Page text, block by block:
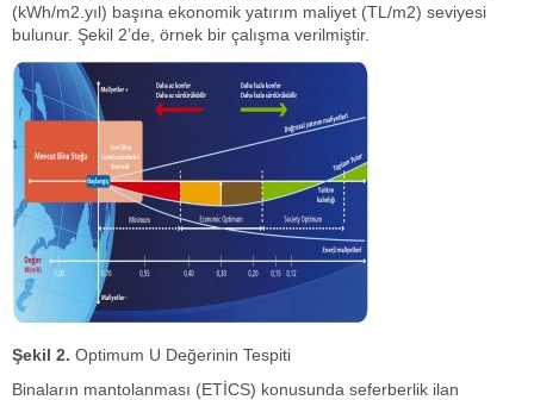
(kWh/m2 .yıl) başına ekonomik yatırım maliyet (TL/m2) seviyesi
bulunur. Şekil 2’de, örnek bir çalışma verilmiştir.
Şekil 2. Optimum U Değerinin Tespiti
Binaların mantolanması (ETİCS) konusunda seferberlik ilan